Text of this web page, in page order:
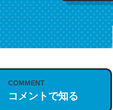
COMMENT
コメントで知る
これは名文。彼はとてもク
う。英語少しでも読める人